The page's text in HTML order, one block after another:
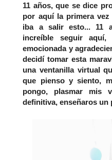
11 años, que se dice
por aquí la primera
iba a salir esto... 11
increíble seguir aquí,
emocionada y
decidí tomar esta
una ventanilla virtual
que pienso y siento,
pongo, plasmar mis
definitiva, enseñaros un